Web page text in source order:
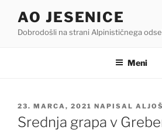
vsebino
AO JESENICE
Dobrodošli na strani Alpinističnega
Meni
OBJAVLJENO
DNE
23. MARCA, 2021 NAPISAL
Srednja grapa v